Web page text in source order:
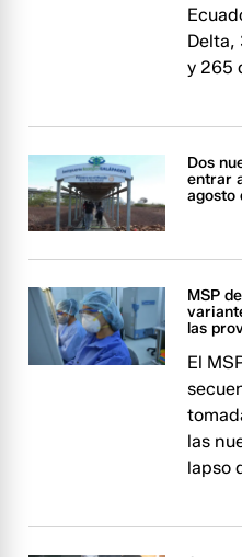
Delta,
y 265
Dos
entrar
agosto
MSP
las
El
las
lapso